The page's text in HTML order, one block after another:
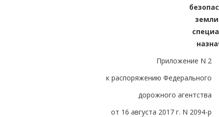
Приложение N 2
к распоряжению Федерального
дорожного агентства
от 16 августа 2017 г. N 2094-р